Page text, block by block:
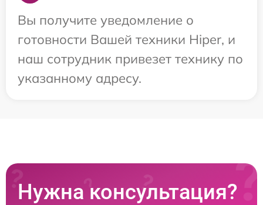
Вы получите уведомление о
готовности Вашей техники Hiper, и
наш сотрудник привезет технику по
указанному адресу.
Нужна консультация?